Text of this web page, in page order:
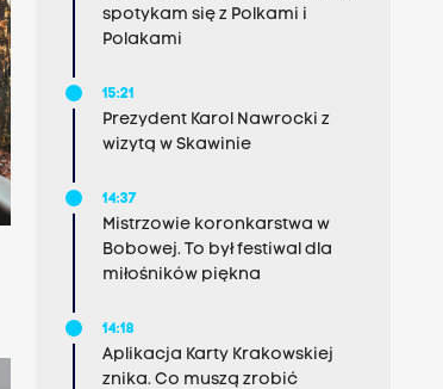
spotykam się z Polkami i
Polakami
15:21
Prezydent Karol Nawrocki z
wizytą w Skawinie
14:37
Mistrzowie koronkarstwa w
Bobowej. To był festiwal dla
miłośników piękna
14:18
Aplikacja Karty Krakowskiej
znika. Co muszą zrobić